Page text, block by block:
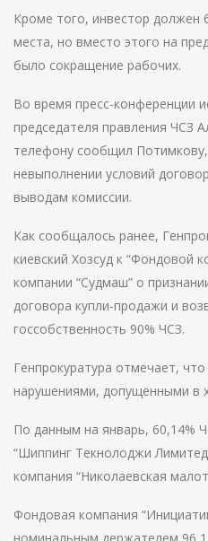
Кроме того, инвестор должен
места, но вместо этого на
было сокращение рабочих.
Во время пресс-конференции
председателя правления ЧСЗ
телефону сообщил
невыполнении условий
выводам комиссии.
Как сообщалоcь ранее,
киевский Хозсуд к “Фондовой
компании “Судмаш” о
договора купли-продажи и
госсобственность 90% ЧСЗ.
Генпрокуратура отмечает,
нарушениями, допущенными в
По данным на январь, 60,14%
“Шиппинг Текнолоджи
компания “Николаевская
Фондовая компания